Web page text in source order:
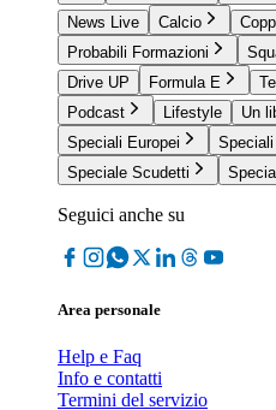
News Live
Calcio
Probabili Formazioni
Drive UP
Formula E
Podcast
Lifestyle
Un
Speciali Europei
Speciale Scudetti
Seguici anche su
Area personale
Help e Faq
Info e contatti
Termini del servizio